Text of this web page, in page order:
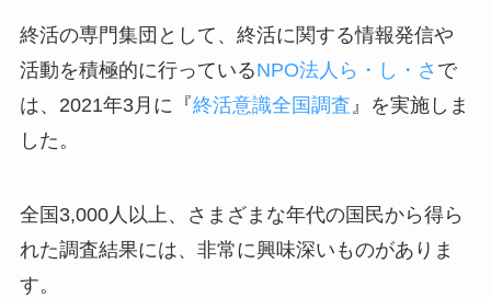
終活の専門集団として、終活に関する情報発信や
活動を積極的に行っているNPO法人ら・し・さ で
は、2021年3月に『終活意識全国調査 』を実施しま
した。
全国3,000人以上、さまざまな年代の国民から得ら
れた調査結果には、非常に興味深いものがありま
す。